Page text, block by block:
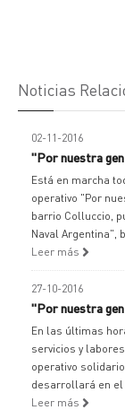
Noticias
02-11-2016
"Por nuestra
Está en marcha
operativo "Por
barrio Colluccio,
Naval Argentina",
Leer más
27-10-2016
"Por nuestra
En las últimas
servicios y
operativo
desarrollará en el
Leer más